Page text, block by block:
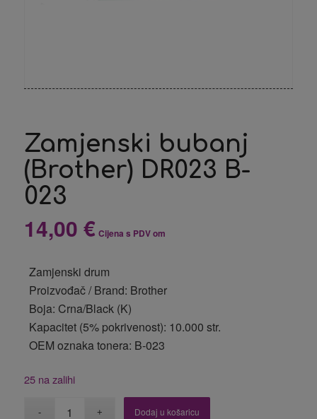
Zamjenski bubanj
(Brother) DR023 B-
023
14,00 € Cijena s PDV om
Zamjenski drum
Proizvođač / Brand: Brother
Boja: Crna/Black (K)
Kapacitet (5% pokrivenost): 10.000 str.
OEM oznaka tonera: B-023
25 na zalihi
Dodaj u košaricu